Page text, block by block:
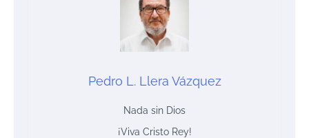
Pedro L. Llera Vázquez
Nada sin Dios
¡Viva Cristo Rey!